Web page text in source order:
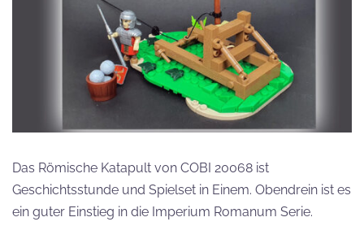
Das Römische Katapult von COBI 20068 ist
Geschichtsstunde und Spielset in Einem. Obendrein ist es
ein guter Einstieg in die Imperium Romanum Serie.